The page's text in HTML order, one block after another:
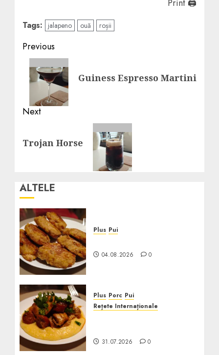
Print 🖨
Tags: jalapeno ouă roșii
Post
navigation
Previous
Previous
post:
Guiness Espresso Martini
Next
post:
Trojan Horse
ALTELE
Plus Pui
04.08.2026 0
Plus Porc Pui
Rețete Internaționale
31.07.2026 0